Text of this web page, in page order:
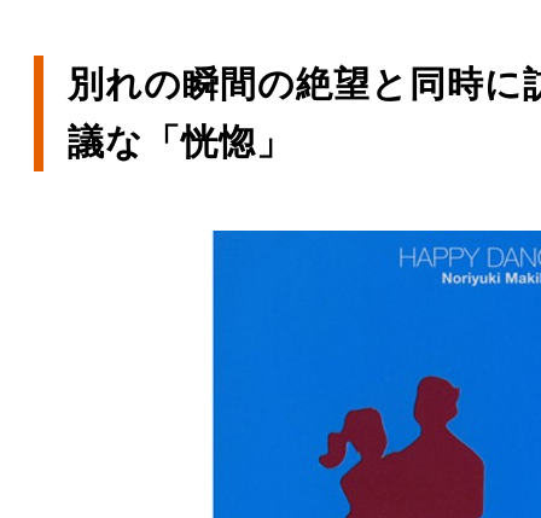
別れの瞬間の絶望と同時に
議な「恍惚」